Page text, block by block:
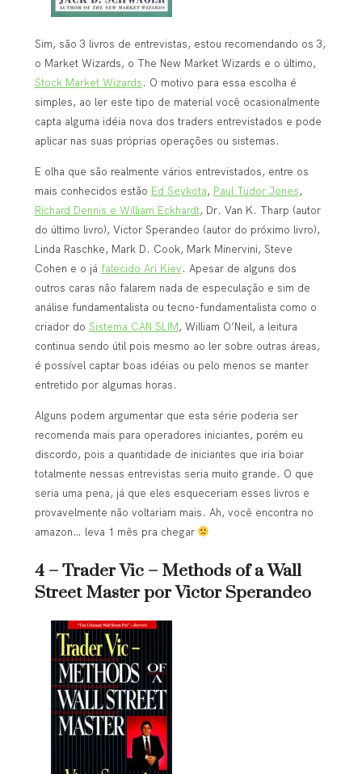
Sim, são 3 livros de entrevistas, estou recomendando os 3,
o Market Wizards, o The New Market Wizards e o último,
Stock Market Wizards. O motivo para essa escolha é
simples, ao ler este tipo de material você ocasionalmente
capta alguma idéia nova dos traders entrevistados e pode
aplicar nas suas próprias operações ou sistemas.
E olha que são realmente vários entrevistados, entre os
mais conhecidos estão Ed Seykota, Paul Tudor Jones,
Richard Dennis e William Eckhardt, Dr. Van K. Tharp (autor
do último livro), Victor Sperandeo (autor do próximo livro),
Linda Raschke, Mark D. Cook, Mark Minervini, Steve
Cohen e o já falecido Ari Kiev. Apesar de alguns dos
outros caras não falarem nada de especulação e sim de
análise fundamentalista ou tecno-fundamentalista como o
criador do Sistema CAN SLIM, William O’Neil, a leitura
continua sendo útil pois mesmo ao ler sobre outras áreas,
é possível captar boas idéias ou pelo menos se manter
entretido por algumas horas.
Alguns podem argumentar que esta série poderia ser
recomenda mais para operadores iniciantes, porém eu
discordo, pois a quantidade de iniciantes que iria boiar
totalmente nessas entrevistas seria muito grande. O que
seria uma pena, já que eles esqueceriam esses livros e
provavelmente não voltariam mais. Ah, você encontra no
amazon… leva 1 mês pra chegar
4 – Trader Vic – Methods of a Wall
Street Master por Victor Sperandeo